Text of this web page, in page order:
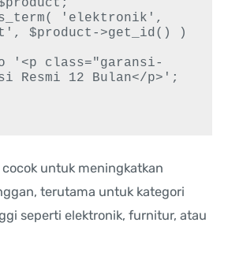
$product->get_id() )
Resmi 12 Bulan</p>';
untuk meningkatkan
terutama untuk kategori
seperti elektronik, furnitur, atau